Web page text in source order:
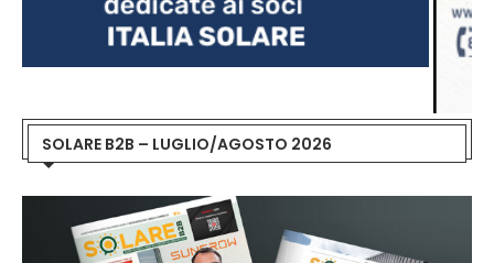
SOLARE B2B – LUGLIO/AGOSTO 2026